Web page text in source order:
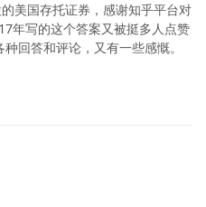
美国存托证券，感谢知乎平台对
年写的这个答案又被挺多人点赞
回答和评论，又有一些感慨。